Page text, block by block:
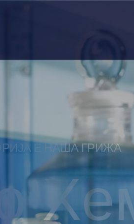
Е НАША ГРИЖА